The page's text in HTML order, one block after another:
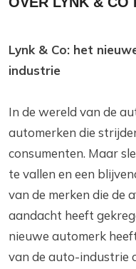
Lynk & Co: het
industrie
In de wereld van de
automerken die
consumenten. Maar
te vallen en een
van de merken die de
aandacht heeft
nieuwe automerk
van de auto-industrie